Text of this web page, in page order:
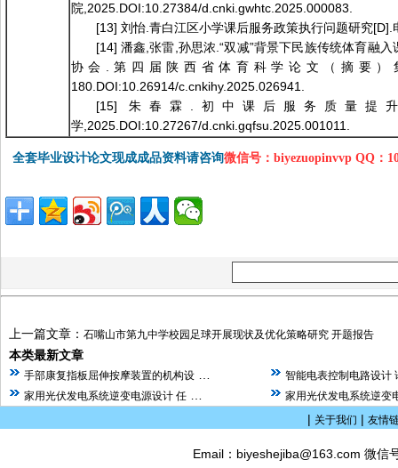
院,2025.DOI:10.27384/d.cnki.gwhtc.2025.000083.
[13] 刘怡.青白江区小学课后服务政策执行问题研究
[14] 潘鑫,张雷,孙思浓.“双减”背景下民族传统体育融
协会.第四届陕西省体育科学论文（摘要）
180.DOI:10.26914/c.cnkihy.2025.026941.
[15] 朱春霖.初中课后服务质量提
学,2025.DOI:10.27267/d.cnki.gqfsu.2025.001011.
全套毕业设计论文现成成品资料请咨询微信号：biyezuopinvvp QQ
上一篇文章： 石嘴山市第九中学校园足球开展现状及优化策略研究 开题报告
本类最新文章
手部康复指板屈伸按摩装置的机构设
智能电表控制电路设计
家用光伏发电系统逆变电源设计 任
家用光伏发电系统逆变
| 关于我们 | 友情
Email：biyeshejiba@163.com 微